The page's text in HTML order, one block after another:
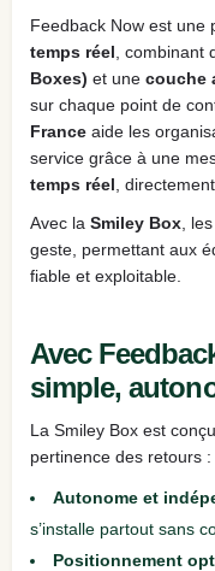
Feedback Now est une
temps réel , combinant
Boxes) et une couche
sur chaque point de
France aide les
service grâce à une
temps réel ,
Avec la Smiley Box ,
geste, permettant aux
fiable et exploitable.
Avec
simple,
La Smiley Box est
pertinence des retours :
Autonome et
s’installe partout sans
Positionnement